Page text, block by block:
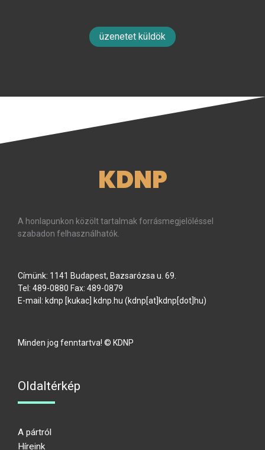
üzenetet küldök
KDNP
A honlapunkon közölt tartalmak forrásmegjelöléssel
szabadon felhasználhatók.
Címünk: 1141 Budapest, Bazsarózsa u. 69.
Tel: 489-0880 Fax: 489-0879
E-mail: kdnp [kukac] kdnp.hu (kdnp[at]kdnp[dot]hu)
Minden jog fenntartva! © KDNP
Oldaltérkép
A pártról
Híreink